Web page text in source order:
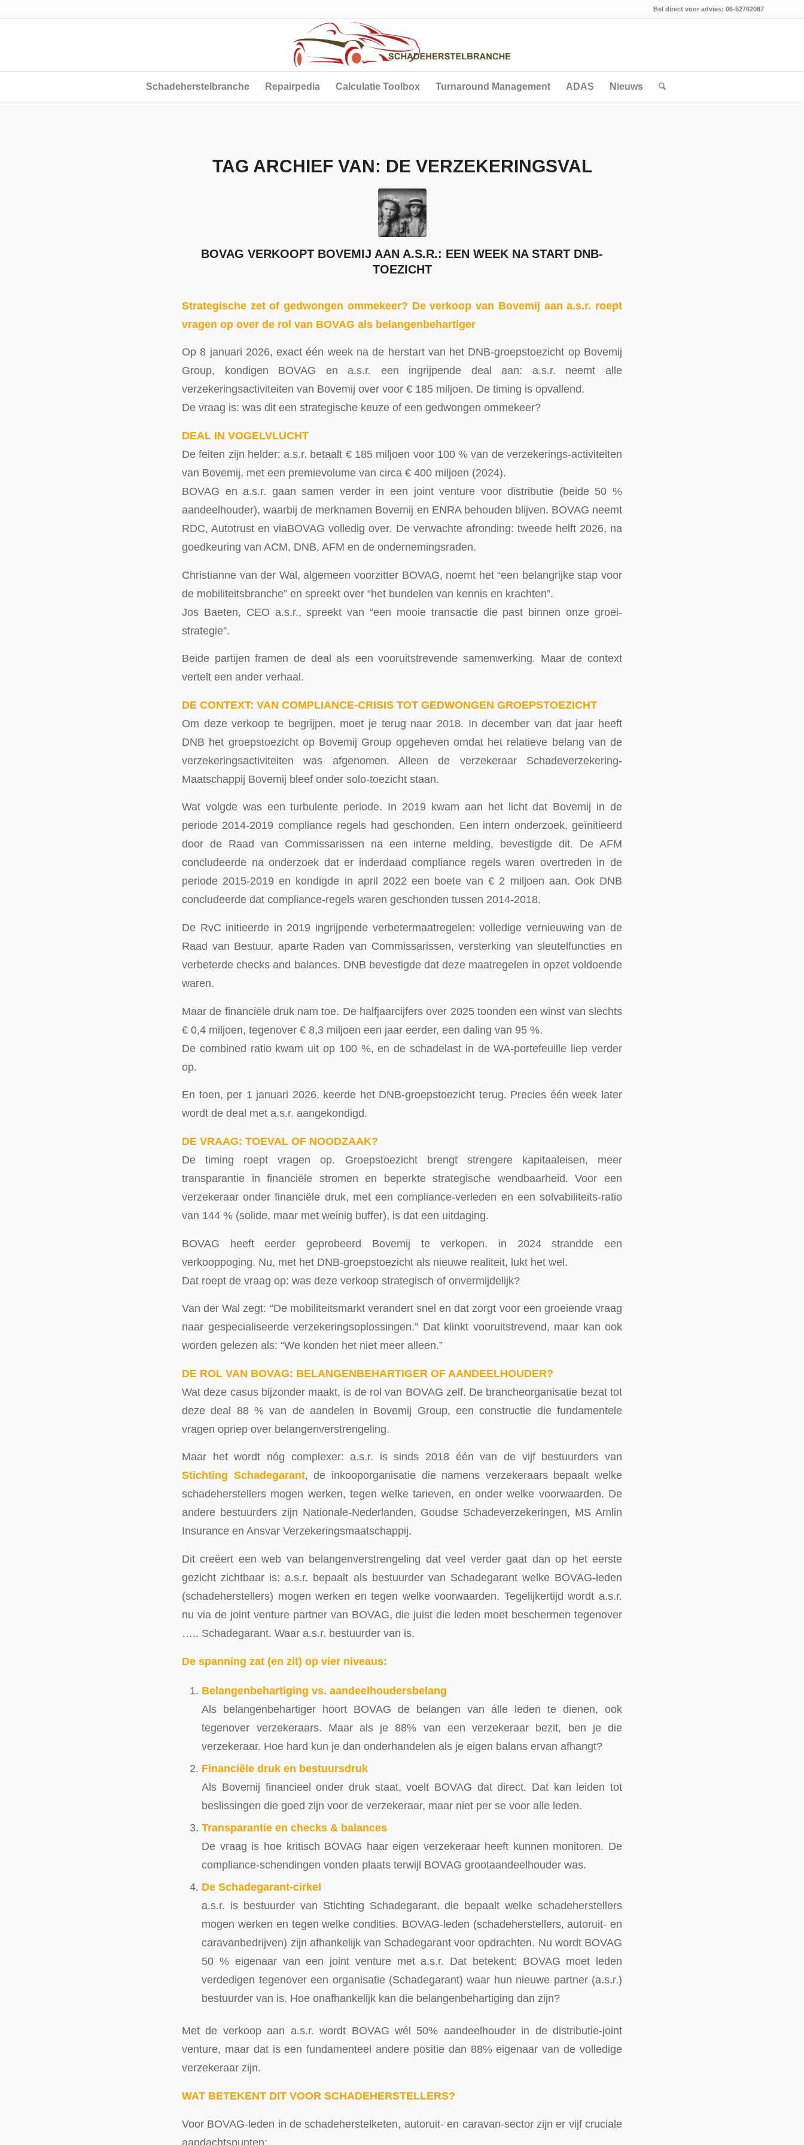
Bel direct voor advies: 06-52762087
Schadeherstelbranche Repairpedia Calculatie Toolbox Turnaround Management ADAS Nieuws
TAG ARCHIEF VAN: DE VERZEKERINGSVAL
BOVAG VERKOOPT BOVEMIJ AAN A.S.R.: EEN WEEK NA START DNB-
TOEZICHT
Strategische zet of gedwongen ommekeer? De verkoop van Bovemij aan a.s.r. roept
vragen op over de rol van BOVAG als belangenbehartiger
Op 8 januari 2026, exact één week na de herstart van het DNB-groepstoezicht op Bovemij
Group, kondigen BOVAG en a.s.r. een ingrijpende deal aan: a.s.r. neemt alle
verzekeringsactiviteiten van Bovemij over voor € 185 miljoen. De timing is opvallend.
De vraag is: was dit een strategische keuze of een gedwongen ommekeer?
DEAL IN VOGELVLUCHT
De feiten zijn helder: a.s.r. betaalt € 185 miljoen voor 100 % van de verzekerings-activiteiten
van Bovemij, met een premievolume van circa € 400 miljoen (2024).
BOVAG en a.s.r. gaan samen verder in een joint venture voor distributie (beide 50 %
aandeelhouder), waarbij de merknamen Bovemij en ENRA behouden blijven. BOVAG neemt
RDC, Autotrust en viaBOVAG volledig over. De verwachte afronding: tweede helft 2026, na
goedkeuring van ACM, DNB, AFM en de ondernemingsraden.
Christianne van der Wal, algemeen voorzitter BOVAG, noemt het “een belangrijke stap voor
de mobiliteitsbranche” en spreekt over “het bundelen van kennis en krachten”.
Jos Baeten, CEO a.s.r., spreekt van “een mooie transactie die past binnen onze groei-
strategie”.
Beide partijen framen de deal als een vooruitstrevende samenwerking. Maar de context
vertelt een ander verhaal.
DE CONTEXT: VAN COMPLIANCE-CRISIS TOT GEDWONGEN GROEPSTOEZICHT
Om deze verkoop te begrijpen, moet je terug naar 2018. In december van dat jaar heeft
DNB het groepstoezicht op Bovemij Group opgeheven omdat het relatieve belang van de
verzekeringsactiviteiten was afgenomen. Alleen de verzekeraar Schadeverzekering-
Maatschappij Bovemij bleef onder solo-toezicht staan.
Wat volgde was een turbulente periode. In 2019 kwam aan het licht dat Bovemij in de
periode 2014-2019 compliance regels had geschonden. Een intern onderzoek, geïnitieerd
door de Raad van Commissarissen na een interne melding, bevestigde dit. De AFM
concludeerde na onderzoek dat er inderdaad compliance regels waren overtreden in de
periode 2015-2019 en kondigde in april 2022 een boete van € 2 miljoen aan. Ook DNB
concludeerde dat compliance-regels waren geschonden tussen 2014-2018.
De RvC initieerde in 2019 ingrijpende verbetermaatregelen: volledige vernieuwing van de
Raad van Bestuur, aparte Raden van Commissarissen, versterking van sleutelfuncties en
verbeterde checks and balances. DNB bevestigde dat deze maatregelen in opzet voldoende
waren.
Maar de financiële druk nam toe. De halfjaarcijfers over 2025 toonden een winst van slechts
€ 0,4 miljoen, tegenover € 8,3 miljoen een jaar eerder, een daling van 95 %.
De combined ratio kwam uit op 100 %, en de schadelast in de WA-portefeuille liep verder
op.
En toen, per 1 januari 2026, keerde het DNB-groepstoezicht terug. Precies één week later
wordt de deal met a.s.r. aangekondigd.
DE VRAAG: TOEVAL OF NOODZAAK?
De timing roept vragen op. Groepstoezicht brengt strengere kapitaaleisen, meer
transparantie in financiële stromen en beperkte strategische wendbaarheid. Voor een
verzekeraar onder financiële druk, met een compliance-verleden en een solvabiliteits-ratio
van 144 % (solide, maar met weinig buffer), is dat een uitdaging.
BOVAG heeft eerder geprobeerd Bovemij te verkopen, in 2024 strandde een
verkooppoging. Nu, met het DNB-groepstoezicht als nieuwe realiteit, lukt het wel.
Dat roept de vraag op: was deze verkoop strategisch of onvermijdelijk?
Van der Wal zegt: “De mobiliteitsmarkt verandert snel en dat zorgt voor een groeiende vraag
naar gespecialiseerde verzekeringsoplossingen.” Dat klinkt vooruitstrevend, maar kan ook
worden gelezen als: “We konden het niet meer alleen.”
DE ROL VAN BOVAG: BELANGENBEHARTIGER OF AANDEELHOUDER?
Wat deze casus bijzonder maakt, is de rol van BOVAG zelf. De brancheorganisatie bezat tot
deze deal 88 % van de aandelen in Bovemij Group, een constructie die fundamentele
vragen opriep over belangenverstrengeling.
Maar het wordt nóg complexer: a.s.r. is sinds 2018 één van de vijf bestuurders van
Stichting Schadegarant, de inkooporganisatie die namens verzekeraars bepaalt welke
schadeherstellers mogen werken, tegen welke tarieven, en onder welke voorwaarden. De
andere bestuurders zijn Nationale-Nederlanden, Goudse Schadeverzekeringen, MS Amlin
Insurance en Ansvar Verzekeringsmaatschappij.
Dit creëert een web van belangenverstrengeling dat veel verder gaat dan op het eerste
gezicht zichtbaar is: a.s.r. bepaalt als bestuurder van Schadegarant welke BOVAG-leden
(schadeherstellers) mogen werken en tegen welke voorwaarden. Tegelijkertijd wordt a.s.r.
nu via de joint venture partner van BOVAG, die juist die leden moet beschermen tegenover
….. Schadegarant. Waar a.s.r. bestuurder van is.
De spanning zat (en zit) op vier niveaus:
Belangenbehartiging vs. aandeelhoudersbelang
Als belangenbehartiger hoort BOVAG de belangen van álle leden te dienen, ook
tegenover verzekeraars. Maar als je 88% van een verzekeraar bezit, ben je die
verzekeraar. Hoe hard kun je dan onderhandelen als je eigen balans ervan afhangt?
Financiële druk en bestuursdruk
Als Bovemij financieel onder druk staat, voelt BOVAG dat direct. Dat kan leiden tot
beslissingen die goed zijn voor de verzekeraar, maar niet per se voor alle leden.
Transparantie en checks & balances
De vraag is hoe kritisch BOVAG haar eigen verzekeraar heeft kunnen monitoren. De
compliance-schendingen vonden plaats terwijl BOVAG grootaandeelhouder was.
De Schadegarant-cirkel
a.s.r. is bestuurder van Stichting Schadegarant, die bepaalt welke schadeherstellers
mogen werken en tegen welke condities. BOVAG-leden (schadeherstellers, autoruit- en
caravanbedrijven) zijn afhankelijk van Schadegarant voor opdrachten. Nu wordt BOVAG
50 % eigenaar van een joint venture met a.s.r. Dat betekent: BOVAG moet leden
verdedigen tegenover een organisatie (Schadegarant) waar hun nieuwe partner (a.s.r.)
bestuurder van is. Hoe onafhankelijk kan die belangenbehartiging dan zijn?
Met de verkoop aan a.s.r. wordt BOVAG wél 50% aandeelhouder in de distributie-joint
venture, maar dat is een fundamenteel andere positie dan 88% eigenaar van de volledige
verzekeraar zijn.
WAT BETEKENT DIT VOOR SCHADEHERSTELLERS?
Voor BOVAG-leden in de schadeherstelketen, autoruit- en caravan-sector zijn er vijf cruciale
aandachtspunten: